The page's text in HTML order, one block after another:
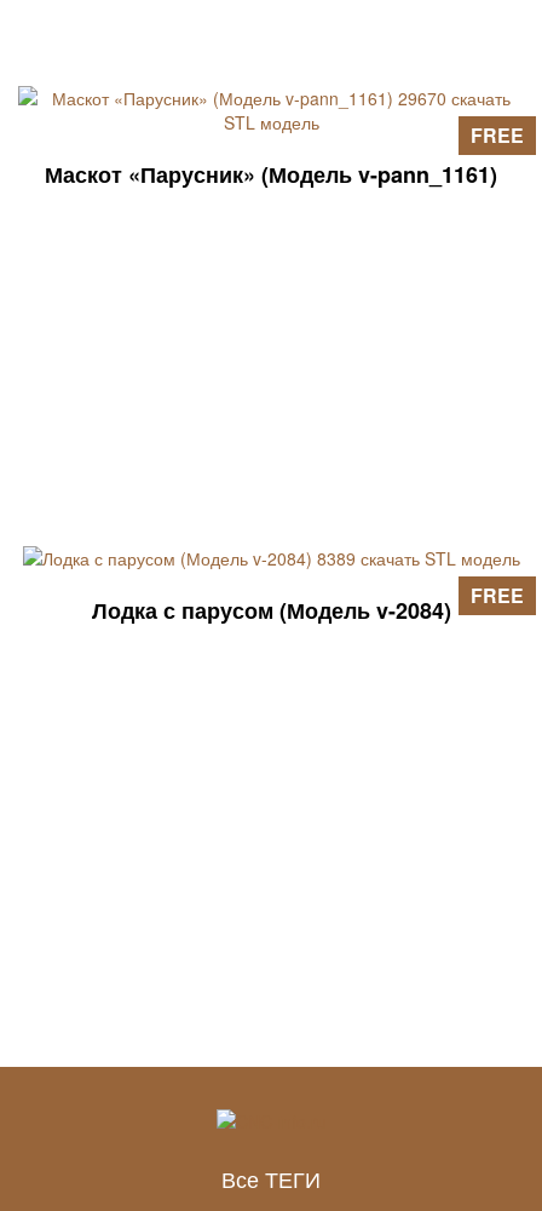
Маскот «Парусник» (Модель v-pann_1161)
FREE
Лодка с парусом (Модель v-2084) FREE
Все ТЕГИ